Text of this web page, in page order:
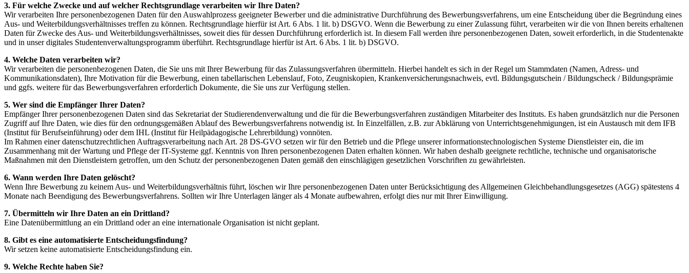
3. Für welche Zwecke und auf welcher Rechtsgrundlage verarbeiten wir Ihre Daten?
Wir verarbeiten Ihre personenbezogenen Daten für den Auswahlprozess geeigneter Bewerber und die administrative Durchführung des Bewerbungsverfahrens, um eine Entscheidung über die Begründung eines
Aus- und Weiterbildungsverhältnisses treffen zu können. Rechtsgrundlage hierfür ist Art. 6 Abs. 1 lit. b) DSGVO. Wenn die Bewerbung zu einer Zulassung führt, verarbeiten wir die von Ihnen bereits erhaltenen
Daten für Zwecke des Aus- und Weiterbildungsverhältnisses, soweit dies für dessen Durchführung erforderlich ist. In diesem Fall werden ihre personenbezogenen Daten, soweit erforderlich, in die Studentenakte
und in unser digitales Studentenverwaltungsprogramm überführt. Rechtsgrundlage hierfür ist Art. 6 Abs. 1 lit. b) DSGVO.
4. Welche Daten verarbeiten wir?
Wir verarbeiten die personenbezogenen Daten, die Sie uns mit Ihrer Bewerbung für das Zulassungsverfahren übermitteln. Hierbei handelt es sich in der Regel um Stammdaten (Namen, Adress- und
Kommunikationsdaten), Ihre Motivation für die Bewerbung, einen tabellarischen Lebenslauf, Foto, Zeugniskopien, Krankenversicherungsnachweis, evtl. Bildungsgutschein / Bildungscheck / Bildungsprämie
und ggfs. weitere für das Bewerbungsverfahren erforderlich Dokumente, die Sie uns zur Verfügung stellen.
5. Wer sind die Empfänger Ihrer Daten?
Empfänger Ihrer personenbezogenen Daten sind das Sekretariat der Studierendenverwaltung und die für die Bewerbungsverfahren zuständigen Mitarbeiter des Instituts. Es haben grundsätzlich nur die Personen
Zugriff auf Ihre Daten, wie dies für den ordnungsgemäßen Ablauf des Bewerbungsverfahrens notwendig ist. In Einzelfällen, z.B. zur Abklärung von Unterrichtsgenehmigungen, ist ein Austausch mit dem IFB
(Institut für Berufseinführung) oder dem IHL (Institut für Heilpädagogische Lehrerbildung) vonnöten.
Im Rahmen einer datenschutzrechtlichen Auftragsverarbeitung nach Art. 28 DS-GVO setzen wir für den Betrieb und die Pflege unserer informationstechnologischen Systeme Dienstleister ein, die im
Zusammenhang mit der Wartung und Pflege der IT-Systeme ggf. Kenntnis von Ihren personenbezogenen Daten erhalten können. Wir haben deshalb geeignete rechtliche, technische und organisatorische
Maßnahmen mit den Dienstleistern getroffen, um den Schutz der personenbezogenen Daten gemäß den einschlägigen gesetzlichen Vorschriften zu gewährleisten.
6. Wann werden Ihre Daten gelöscht?
Wenn Ihre Bewerbung zu keinem Aus- und Weiterbildungsverhältnis führt, löschen wir Ihre personenbezogenen Daten unter Berücksichtigung des Allgemeinen Gleichbehandlungsgesetzes (AGG) spätestens 4
Monate nach Beendigung des Bewerbungsverfahrens. Sollten wir Ihre Unterlagen länger als 4 Monate aufbewahren, erfolgt dies nur mit Ihrer Einwilligung.
7. Übermitteln wir Ihre Daten an ein Drittland?
Eine Datenübermittlung an ein Drittland oder an eine internationale Organisation ist nicht geplant.
8. Gibt es eine automatisierte Entscheidungsfindung?
Wir setzen keine automatisierte Entscheidungsfindung ein.
9. Welche Rechte haben Sie?